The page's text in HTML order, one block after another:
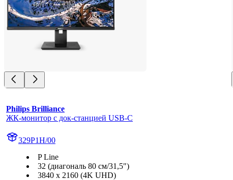
Philips Brilliance
ЖК-монитор с док-станцией USB-C
329P1H/00
P Line
32 (диагональ 80 см/31,5")
3840 x 2160 (4K UHD)